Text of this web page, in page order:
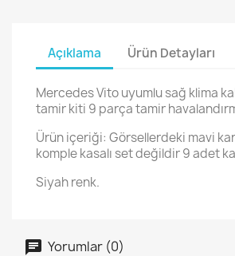
Açıklama Ürün Detayları
Mercedes Vito uyumlu sağ klima
tamir kiti 9 parça tamir
Ürün içeriği: Görsellerdeki mavi
komple kasalı set değildir 9 adet
Siyah renk.
Yorumlar (0)